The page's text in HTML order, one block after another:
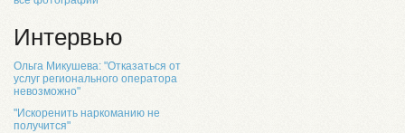
Интервью
Ольга Микушева: "Отказаться от
услуг регионального оператора
невозможно"
"Искоренить наркоманию не
получится"